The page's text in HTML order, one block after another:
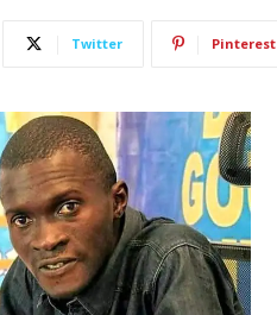
Twitter Pinterest